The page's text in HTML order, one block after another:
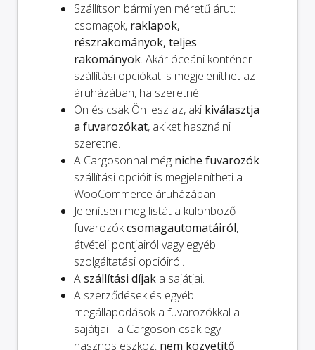
Szállítson bármilyen méretű árut:
csomagok, raklapok,
részrakományok, teljes
rakományok. Akár óceáni konténer
szállítási opciókat is megjeleníthet az
áruházában, ha szeretné!
Ön és csakÖn lesz az, aki kiválasztja
a fuvarozókat, akiket használni
szeretne.
A Cargosonnal még niche fuvarozók
szállítási opcióit is megjelenítheti a
WooCommerce áruházában.
Jelenítsen meg listát a különböző
fuvarozókcsomagautomatáiról,
átvételi pontjairól vagy egyéb
szolgáltatási opcióiról.
Aszállítási díjak a sajátjai.
A szerződések és egyéb
megállapodások a fuvarozókkal a
sajátjai - a Cargoson csak egy
hasznos eszköz, nem közvetítő.